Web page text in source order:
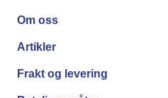
Om oss
Artikler
Frakt og levering